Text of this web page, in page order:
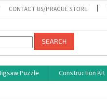
CONTACT US/PRAGUE STORE
SEARCH
Puzzle Construction Kit